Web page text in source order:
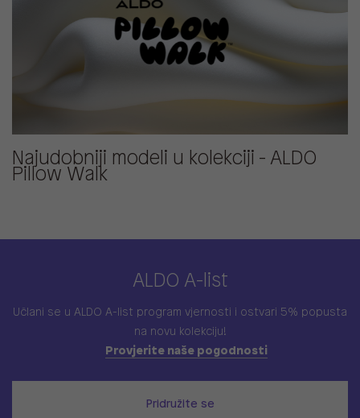
Najudobniji modeli u kolekciji - ALDO
Pillow Walk
ALDO A-list
Učlani se u ALDO A-list program vjernosti i ostvari 5% popusta
na novu kolekciju!
Provjerite naše pogodnosti
Pridružite se